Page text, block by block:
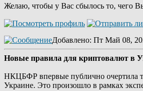
Желаю, чтобы у Вас сбылось то, чего
Добавлено: Пт Май 08,
Новые правила для криптовалют в
НКЦБФР впервые публично очертила
Украине. Это произошло в рамках